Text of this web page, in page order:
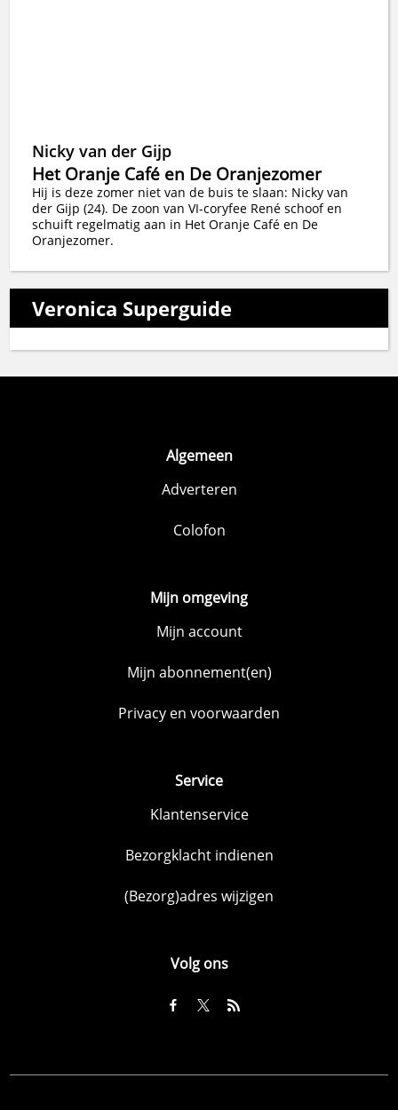
Nicky van der Gijp
Het Oranje Café en De Oranjezomer
Hij is deze zomer niet van de buis te slaan: Nicky van
der Gijp (24). De zoon van VI-coryfee René schoof en
schuift regelmatig aan in Het Oranje Café en De
Oranjezomer.
Veronica Superguide
Algemeen
Adverteren
Colofon
Mijn omgeving
Mijn account
Mijn abonnement(en)
Privacy en voorwaarden
Service
Klantenservice
Bezorgklacht indienen
(Bezorg)adres wijzigen
Volg ons